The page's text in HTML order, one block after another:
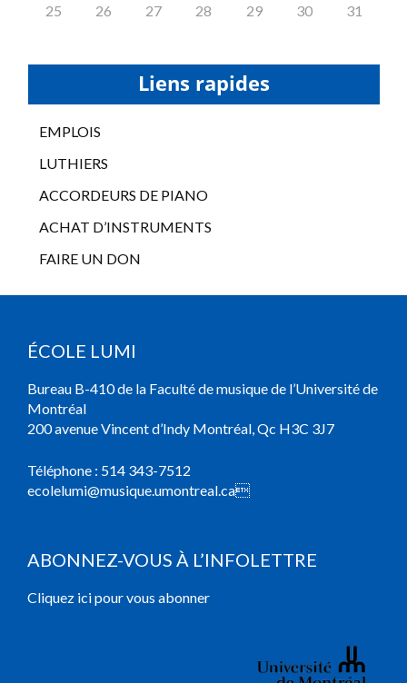
25 26 27 28 29 30 31
Liens rapides
EMPLOIS
LUTHIERS
ACCORDEURS DE PIANO
ACHAT D’INSTRUMENTS
FAIRE UN DON
ÉCOLE LUMI
Bureau B-410 de la Faculté de musique de l’Université de
Montréal
200 avenue Vincent d’Indy Montréal, Qc H3C 3J7
Téléphone : 514 343-7512
ecolelumi@musique.umontreal.ca
ABONNEZ-VOUS À L’INFOLETTRE
Cliquez ici pour vous abonner